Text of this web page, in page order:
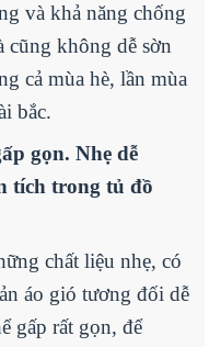
và khả năng chống
cũng không dễ sờn
cả mùa hè, lần mùa
bắc.
gọn. Nhẹ dễ
tích trong tủ đồ
chất liệu nhẹ, có
áo gió tương đối dễ
gấp rất gọn, để